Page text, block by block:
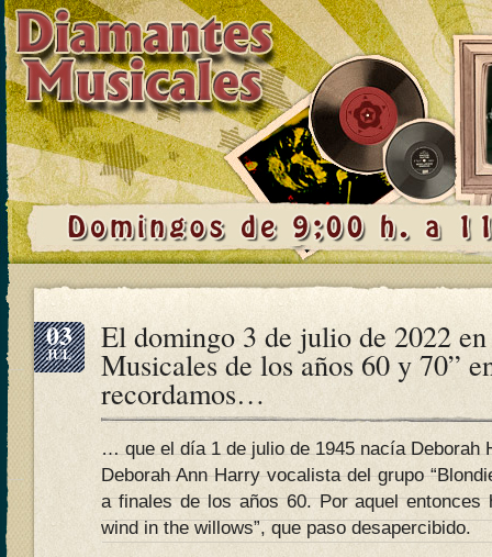
03
JUL El domingo 3 de julio de 2022
Musicales de los años 60 y 70”
recordamos…
… que el día 1 de julio de 1945 nacía Deborah
Deborah Ann Harry vocalista del grupo
a finales de los años 60. Por aquel entonces
wind in the willows”, que paso desapercibido.